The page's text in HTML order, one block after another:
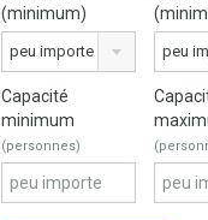
(minimum)
peu importe peu
Capacité
minimum
(personnes)